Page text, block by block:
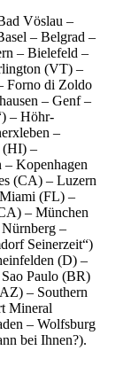
Vöslau –
– Belgrad –
– Bielefeld –
(VT) –
Forno di Zoldo
– Genf –
– Höhr-
–
(HI) –
Kopenhagen
(CA) – Luzern
(FL) –
– München
–
Seinerzeit“)
(D) –
Paulo (BR)
– Southern
Mineral
– Wolfsburg
bei Ihnen?).